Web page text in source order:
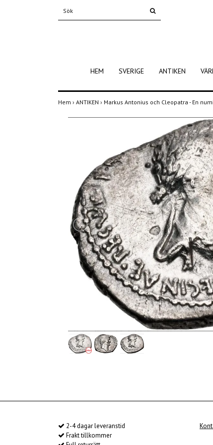
HEM SVERIGE ANTIKEN
Hem › ANTIKEN › Markus Antonius och Cleopatra - En
2-4 dagar leveranstid
Frakt tillkommer